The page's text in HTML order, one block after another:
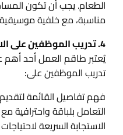
الطعام. يجب أن تكون
مناسبة، مع خلفية
4. تدريب الموظفين على الاحترافية
يُعتبر طاقم العمل أحد أهم
تدريب الموظفين على:
فهم تفاصيل القائمة
التعامل بلباقة واحترافية مع
الاستجابة السريعة لاحتياجات